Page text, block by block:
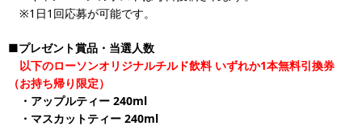
※1日1回応募が可能です。
■プレゼント賞品・当選人数
以下のローソンオリジナルチルド飲料 いずれか1本無料引換券
（お持ち帰り限定）
・アップルティー 240ml
・マスカットティー 240ml